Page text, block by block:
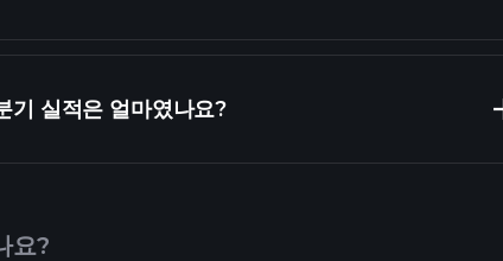
기 실적은 얼마였나요?
요?